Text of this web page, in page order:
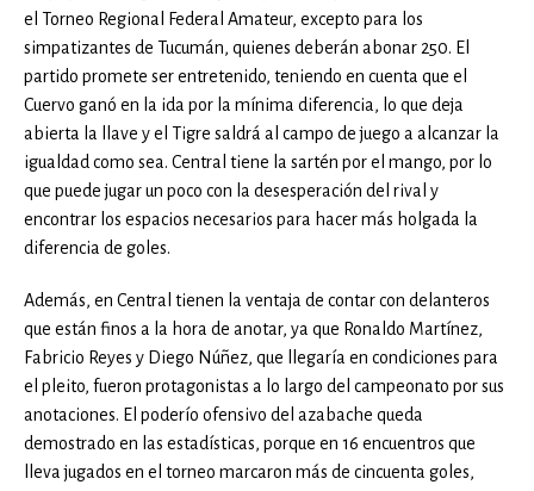
el Torneo Regional Federal Amateur, excepto para los
simpatizantes de Tucumán, quienes deberán abonar 250. El
partido promete ser entretenido, teniendo en cuenta que el
Cuervo ganó en la ida por la mínima diferencia, lo que deja
abierta la llave y el Tigre saldrá al campo de juego a alcanzar la
igualdad como sea. Central tiene la sartén por el mango, por lo
que puede jugar un poco con la desesperación del rival y
encontrar los espacios necesarios para hacer más holgada la
diferencia de goles.
Además, en Central tienen la ventaja de contar con delanteros
que están finos a la hora de anotar, ya que Ronaldo Martínez,
Fabricio Reyes y Diego Núñez, que llegaría en condiciones para
el pleito, fueron protagonistas a lo largo del campeonato por sus
anotaciones. El poderío ofensivo del azabache queda
demostrado en las estadísticas, porque en 16 encuentros que
lleva jugados en el torneo marcaron más de cincuenta goles,